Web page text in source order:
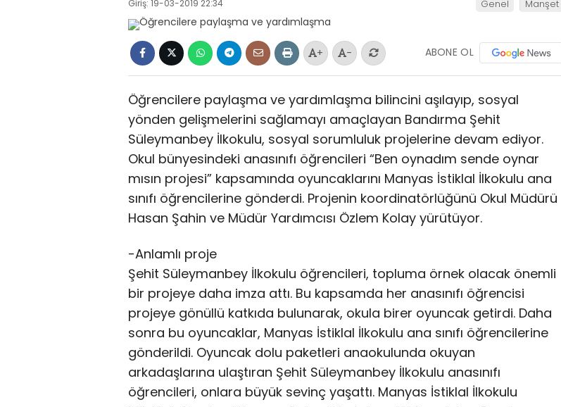
Giriş: 19-03-2019 22:34 Genel Manşet
+ - ABONE OL
Öğrencilere paylaşma ve yardımlaşma bilincini aşılayıp, sosyal
yönden gelişmelerini sağlamayı amaçlayan Bandırma Şehit
Süleymanbey İlkokulu, sosyal sorumluluk projelerine devam ediyor.
Okul bünyesindeki anasınıfı öğrencileri “Ben oynadım sende oynar
mısın projesi” kapsamında oyuncaklarını Manyas İstiklal İlkokulu ana
sınıfı öğrencilerine gönderdi. Projenin koordinatörlüğünü Okul Müdürü
Hasan Şahin ve Müdür Yardımcısı Özlem Kolay yürütüyor.
-Anlamlı proje
Şehit Süleymanbey İlkokulu öğrencileri, topluma örnek olacak önemli
bir projeye daha imza attı. Bu kapsamda her anasınıfı öğrencisi
projeye gönüllü katkıda bulunarak, okula birer oyuncak getirdi. Daha
sonra bu oyuncaklar, Manyas İstiklal İlkokulu ana sınıfı öğrencilerine
gönderildi. Oyuncak dolu paketleri anaokulunda okuyan
arkadaşlarına ulaştıran Şehit Süleymanbey İlkokulu anasınıfı
öğrencileri, onlara büyük sevinç yaşattı. Manyas İstiklal İlkokulu